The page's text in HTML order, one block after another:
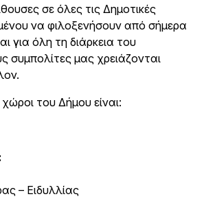
σε όλες τις Δημοτικές
να φιλοξενήσουν από σήμερα
για όλη τη διάρκεια του
συμπολίτες μας χρειάζονται
χώροι του Δήμου είναι:
– Ειδυλλίας